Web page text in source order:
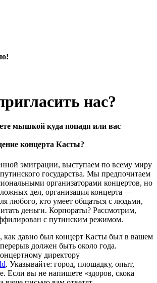
нас?
мышкой куда попадя или вас
концерта Касты?
эмиграции, выступаем по всему миру
государства. Мы предпочитаем
организаторами концертов, но
дел, организация концерта —
любого, кто умеет общаться с людьми,
деньги. Корпораты? Рассмотрим,
с путинским режимом.
как давно был концерт Касты был в вашем
должен быть около года.
директору
. Указывайте: город, площадку, опыт,
Если вы не напишете «здоров, скока